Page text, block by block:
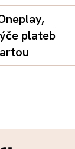
plateb